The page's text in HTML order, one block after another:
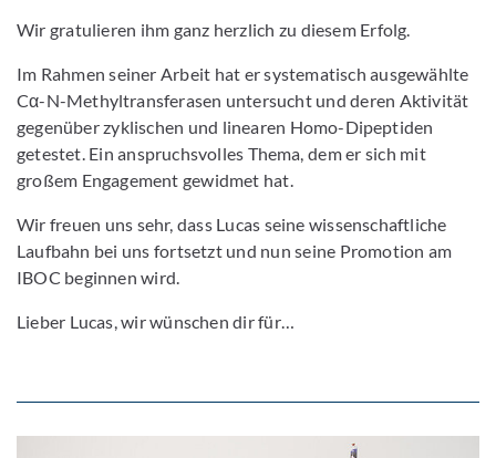
Wir gratulieren ihm ganz herzlich zu diesem Erfolg.
Im Rahmen seiner Arbeit hat er systematisch ausgewählte
Cα-N-Methyltransferasen untersucht und deren Aktivität
gegenüber zyklischen und linearen Homo-Dipeptiden
getestet. Ein anspruchsvolles Thema, dem er sich mit
großem Engagement gewidmet hat.
Wir freuen uns sehr, dass Lucas seine wissenschaftliche
Laufbahn bei uns fortsetzt und nun seine Promotion am
IBOC beginnen wird.
Lieber Lucas, wir wünschen dir für…